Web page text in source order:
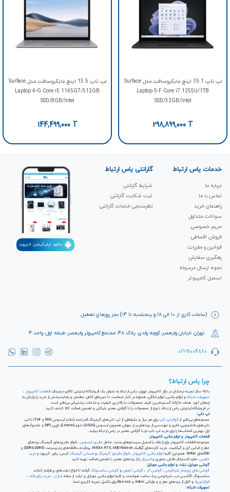
لپ تاپ 15.1 اینچ مایکروسافت مدل Surface
Laptop 5-F Core i7 1255U/1TB
SSD/32GB/Intel
298,899,000 T
لپ تاپ 13.5 اینچ مایکروسافت مدل Surface
Laptop 4-G Core i5 1145G7/512GB
SSD/8GB/Intel
144,499,000T
(ساعات کاری از ۱۰ الی ۱۸ و پنجشنبه تا ۱۴) بجز روزهای تعطیل
تهران، خیابان ولیعصر، کوچه ولدی، پلاک ۴۸، مجتمع کامپیوتر ولیعصر، طبقه اول، واحد ۴
021-91004880
خدمات یاس ارتباط
درباره ما
تماس با ما
راهنمای خرید
سوالات متداول
حریم خصوصی
فروش اقساطی
قوانین و مقررات
رهگیری سفارش
نحوه ارسال مرسوله
اسمبل کامپیوتر
گارانتی یاس ارتباط
شرایط گارانتی
ثبت شکابت‌ گارانتی
نظرسنجی خدمات گارانتی
دانلود اپلیکیشن اندروید
چرا یاس ارتباط؟
با ۲۵ سال تجربه درخشان در بازار کامپیوتر تهران، یاس ارتباط به عنوان یک فروشگاه اینترنتی کالای دیجیتال، قطعات کامپیوتر
تجهیزات شبکه
و لوازم جانبی، لوازم خانگی، همواره در کنار شماست تا تجربه‌ای کامل، مطمئن و رضایت‌بخش از خرید را برایتان به
ارمغان آورد. هدف ما ارائه گسترده‌ترین طیف محصولات با بالاترین کیفیت و خدمات پشتیبانی بی‌نظیر است.
در فروشگاه اینترنتی یاس ارتباط، تنوع از محصولات را با گارانتی معتبر شرکتی و تضمین اصالت کالا کشف کنید:
لپ تاپ:
مجموعه‌ای بی‌نظیر از انواع لپ تاپ
برای هر نیاز و سلیقه‌ای، از لپ تاپ‌های گیمینگ قدرتمند (مانند ایسوس ROG و TUF) تا لپ
تاپ‌های دانشجویی، اداری و مهندسی از برندهای برتر جهانی همچون ایسوس (ASUS)، لنوو (Lenovo)، اچ‌پی (HP) و مک‌بوک‌های
اپل. بهترین انتخاب‌ها را برای خرید لپ تاپ نو با گارانتی معتبر در یاس ارتباط بیابید.
قطعات کامپیوتر و لوازم جانبی کامپیوتر:
مجموعه قطعات کامپیوتر برای ارتقاء یا اسمبل سیستم‌های جدید، شامل مادربرد ایسوس ، انواع مادربردهای گیمینگ برندهای
مطرح ام اس آی و گیگابیت. خرید کارت‌های گرافیک NVIDIA RTX, AMD Radeon، پردازنده‌، حافظه‌های رم پرسرعت (DDR4, DDR5) و
SSDهای NVMe. همچنین کلیه
لوازم جانبی کامپیوتر انواع مانیتور گیمینگ صندلی گیمینگ
خرید
ماوس
اسپیکر
گوشی موبایل، تبلت و لوازم جانبی موبایل:
گوشی های پرچمدار شیائومی گوشی آنر گوشی آیفون گوشی سامسونگ گرفته تا انواع تبلت‌های پرطرفدار (مانند
سامسونگ گلکسی تب، شیائومی پد)، ساعت هوشمند و کلیه لوازم جانبی موبایل و تبلت از جمله شارژر خرید پاوربانک
انواع ایرپاد
تجهیزات شبکه: